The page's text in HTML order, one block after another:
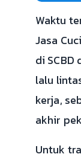
Waktu
Jasa
di SCBD
lalu
kerja,
akhir
Untuk